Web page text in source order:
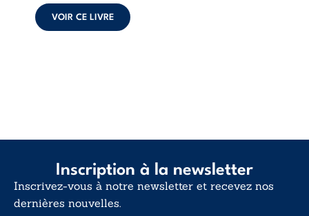
déclaration
d’existence pour ...
VOIR CE LIVRE
Inscription à la newsletter
Inscrivez-vous à notre newsletter et recevez nos
dernières nouvelles.